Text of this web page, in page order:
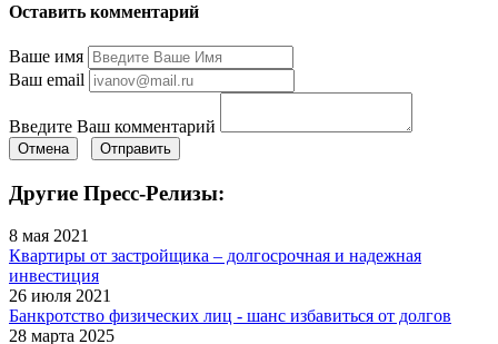
Оставить комментарий
Ваше имя
Ваш email
Введите Ваш комментарий
Отмена Отправить
Другие Пресс-Релизы:
8 мая 2021
Квартиры от застройщика – долгосрочная и надежная
инвестиция
26 июля 2021
Банкротство физических лиц - шанс избавиться от долгов
28 марта 2025